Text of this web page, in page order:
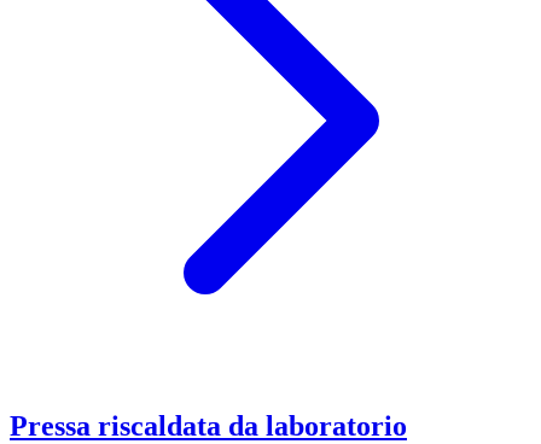
Pressa riscaldata da laboratorio